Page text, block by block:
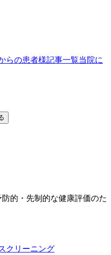
らの患者様記事一覧当院に
的・先制的な健康評価のた
クリーニング